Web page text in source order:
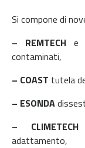
Si compone di
– REMTECH e
contaminati,
– COAST tutela
– ESONDA
– CLIMETECH
adattamento,